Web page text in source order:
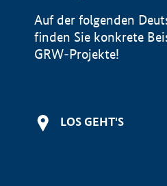
Auf der folgenden
finden Sie konkrete
GRW-Projekte!
LOS GEHT'S